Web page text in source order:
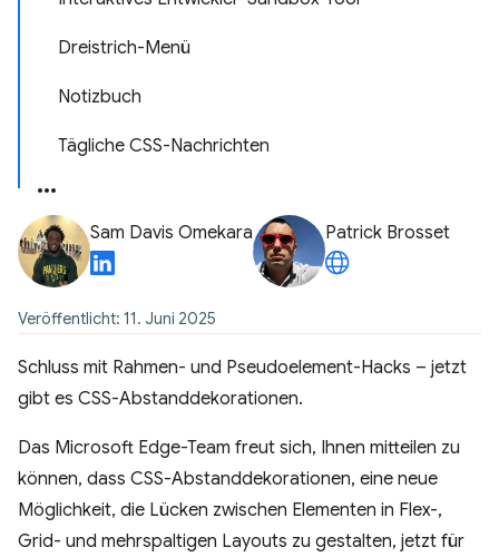
Dreistrich-Menü
Notizbuch
Tägliche CSS-Nachrichten
Sam Davis Omekara Patrick Brosset
Veröffentlicht: 11. Juni 2025
Schluss mit Rahmen- und Pseudoelement-Hacks – jetzt
gibt es CSS-Abstanddekorationen.
Das Microsoft Edge-Team freut sich, Ihnen mitteilen zu
können, dass CSS-Abstanddekorationen, eine neue
Möglichkeit, die Lücken zwischen Elementen in Flex-,
Grid- und mehrspaltigen Layouts zu gestalten, jetzt für